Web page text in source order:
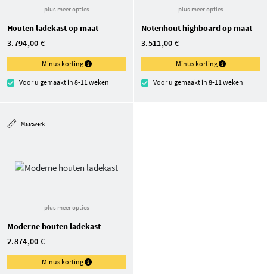
plus meer opties
Houten ladekast op maat
3.794,00 €
Minus korting
Voor u gemaakt in 8-11 weken
plus meer opties
Notenhout highboard op maat
3.511,00 €
Minus korting
Voor u gemaakt in 8-11 weken
Maatwerk
plus meer opties
Moderne houten ladekast
2.874,00 €
Minus korting